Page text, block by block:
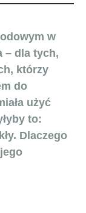
w
– dla tych,
którzy
do
użyć
to:
Dlaczego